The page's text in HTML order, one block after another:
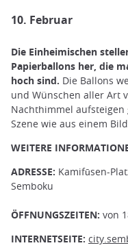
10. Februar
Die Einheimischen
Papierballons her, die
hoch sind. Die Ballons
und Wünschen aller Art
Nachthimmel aufsteigen
Szene wie aus einem
WEITERE
ADRESSE: Kamifūsen-
Semboku
ÖFFNUNGSZEITEN: von
INTERNETSEITE: